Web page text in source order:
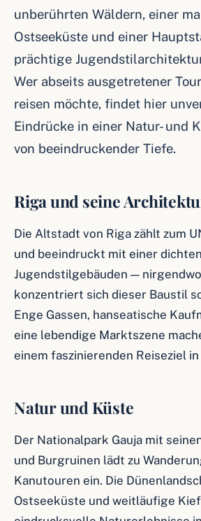
unberührten Wäldern, einer
Ostseeküste und einer
prächtige
Wer abseits ausgetretener
reisen möchte, findet hier
Eindrücke in einer Natur- und
von beeindruckender Tiefe.
Riga und seine
Die Altstadt von Riga zählt zum
und beeindruckt mit einer
Jugendstilgebäuden —
konzentriert sich dieser Baustil
Enge Gassen, hanseatische
eine lebendige Marktszene
einem faszinierenden Reiseziel
Natur und Küste
Der Nationalpark Gauja mit
und Burgruinen lädt zu
Kanutouren ein. Die
Ostseeküste und weitläufige